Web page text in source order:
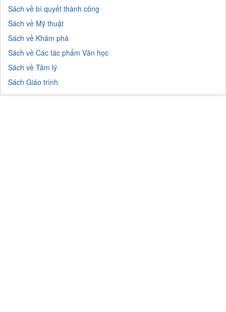
Sách về bí quyết thành công
Sách về Mỹ thuật
Sách về Khám phá
Sách về Các tác phẩm Văn học
Sách về Tâm lý
Sách Giáo trình